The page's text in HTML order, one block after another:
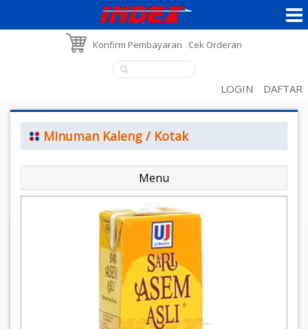
Konfirm Pembayaran Cek Orderan
LOGIN DAFTAR
Minuman Kaleng / Kotak
Menu